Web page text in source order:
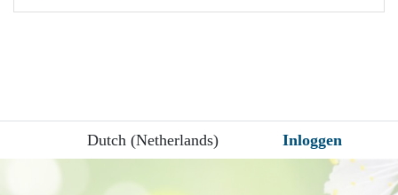
Dutch (Netherlands) Inloggen